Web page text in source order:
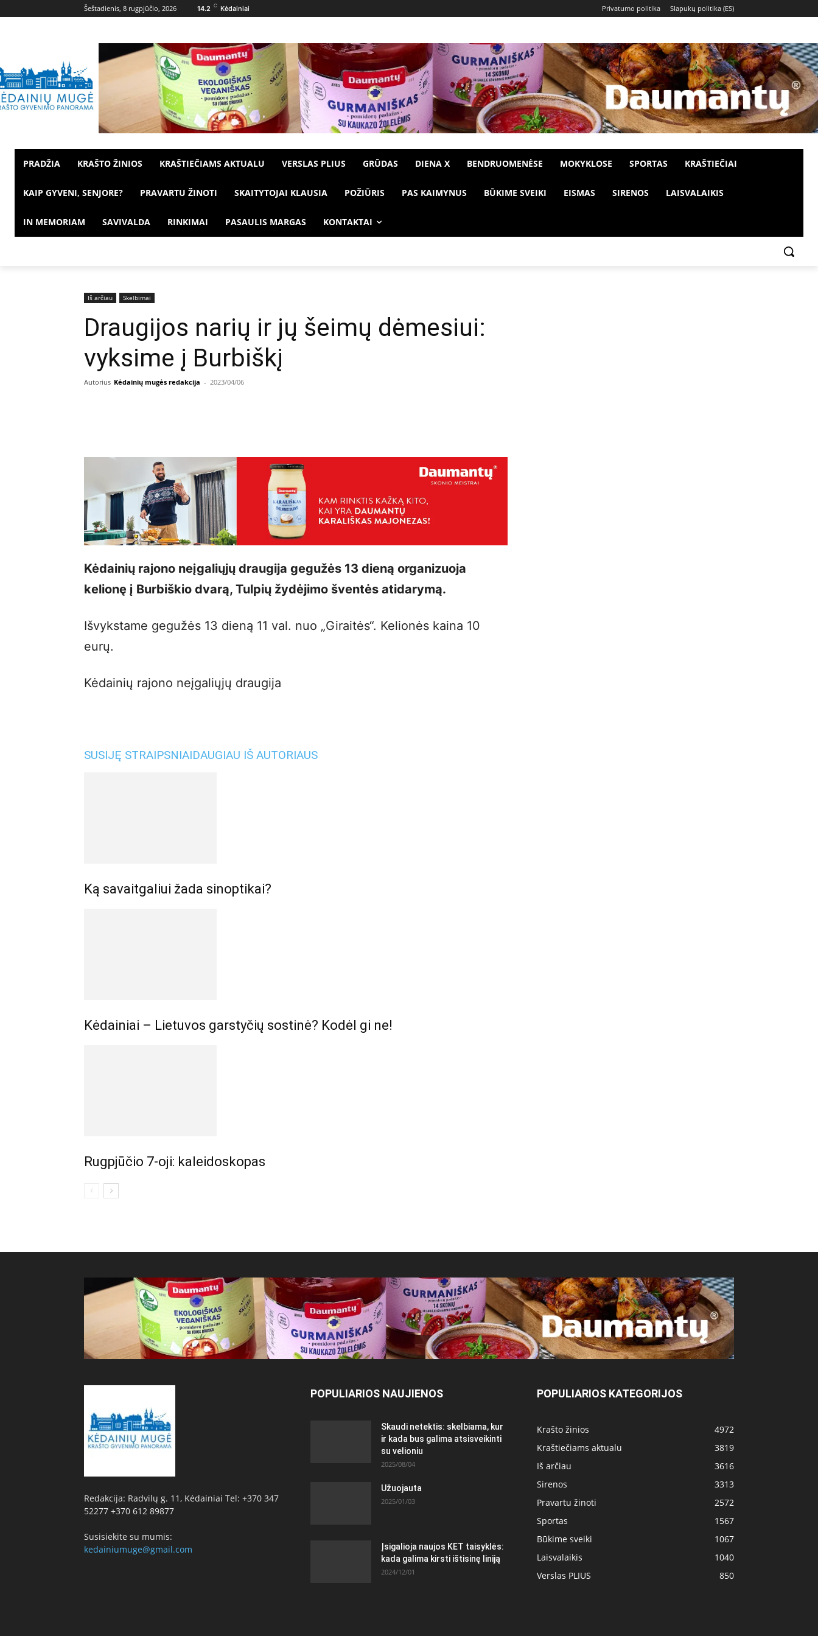
Šeštadienis, 8 rugpjūčio, 2026 14.2 C Kėdainiai Privatumo politika Slapukų politika (ES)
PRADŽIA KRAŠTO ŽINIOS KRAŠTIEČIAMS AKTUALU VERSLAS PLIUS GRŪDAS DIENA X BENDRUOMENĖSE MOKYKLOSE SPORTAS KRAŠTIEČIAI
KAIP GYVENI, SENJORE? PRAVARTU ŽINOTI SKAITYTOJAI KLAUSIA POŽIŪRIS PAS KAIMYNUS BŪKIME SVEIKI EISMAS SIRENOS LAISVALAIKIS
IN MEMORIAM SAVIVALDA RINKIMAI PASAULIS MARGAS KONTAKTAI
Iš arčiau Skelbimai
Draugijos narių ir jų šeimų dėmesiui:
vyksime į Burbiškį
Autorius Kėdainių mugės redakcija - 2023/04/06
Kėdainių rajono neįgaliųjų draugija gegužės 13 dieną organizuoja
kelionę į Burbiškio dvarą, Tulpių žydėjimo šventės atidarymą.
Išvykstame gegužės 13 dieną 11 val. nuo „Giraitės“. Kelionės kaina 10
eurų.
Kėdainių rajono neįgaliųjų draugija
SUSIJĘ STRAIPSNIAIDAUGIAU IŠ AUTORIAUS
Ką savaitgaliui žada sinoptikai?
Kėdainiai – Lietuvos garstyčių sostinė? Kodėl gi ne!
Rugpjūčio 7-oji: kaleidoskopas
Redakcija: Radvilų g. 11, Kėdainiai Tel: +370 347
52277 +370 612 89877
Susisiekite su mumis:
kedainiumuge@gmail.com
POPULIARIOS NAUJIENOS
Skaudi netektis: skelbiama, kur
ir kada bus galima atsisveikinti
su velioniu
2025/08/04
Užuojauta
2025/01/03
Įsigalioja naujos KET taisyklės:
kada galima kirsti ištisinę liniją
2024/12/01
POPULIARIOS KATEGORIJOS
Krašto žinios
4972
Kraštiečiams aktualu
3819
Iš arčiau
3616
Sirenos
3313
Pravartu žinoti
2572
Sportas
1567
Būkime sveiki
1067
Laisvalaikis
1040
Verslas PLIUS
850